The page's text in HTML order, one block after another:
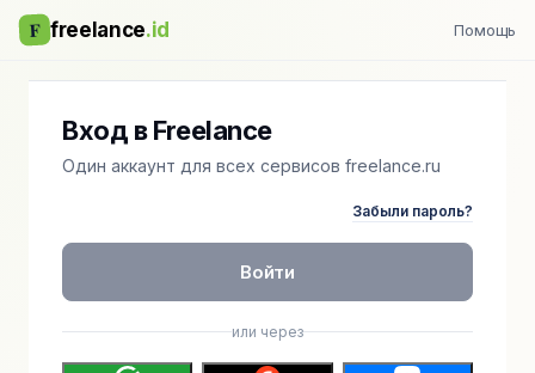
F freelance.id Помощь
Вход в Freelance
Один аккаунт для всех сервисов freelance.ru
Забыли пароль?
Войти
или через